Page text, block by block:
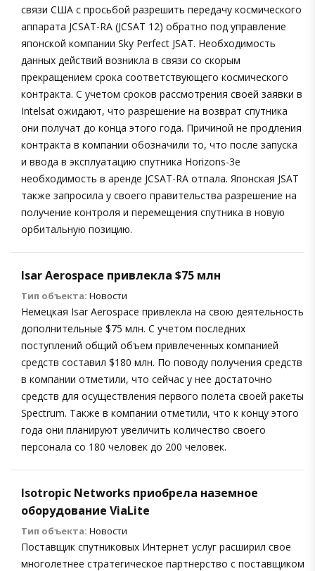
связи США с просьбой разрешить передачу космического
аппарата JCSAT-RA (JCSAT 12) обратно под управление
японской компании Sky Perfect JSAT. Необходимость
данных действий возникла в связи со скорым
прекращением срока соответствующего космического
контракта. С учетом сроков рассмотрения своей заявки в
Intelsat ожидают, что разрешение на возврат спутника
они получат до конца этого года. Причиной не продления
контракта в компании обозначили то, что после запуска
и ввода в эксплуатацию спутника Horizons-3e
необходимость в аренде JCSAT-RA отпала. Японская JSAT
также запросила у своего правительства разрешение на
получение контроля и перемещения спутника в новую
орбитальную позицию.
Isar Aerospace привлекла $75 млн
Тип объекта: Новости
Немецкая Isar Aerospace привлекла на свою деятельность
дополнительные $75 млн. С учетом последних
поступлений общий объем привлеченных компанией
средств составил $180 млн. По поводу получения средств
в компании отметили, что сейчас у нее достаточно
средств для осуществления первого полета своей ракеты
Spectrum. Также в компании отметили, что к концу этого
года они планируют увеличить количество своего
персонала со 180 человек до 200 человек.
Isotropic Networks приобрела наземное
оборудование ViaLite
Тип объекта: Новости
Поставщик спутниковых Интернет услуг расширил свое
многолетнее стратегическое партнерство с поставщиком